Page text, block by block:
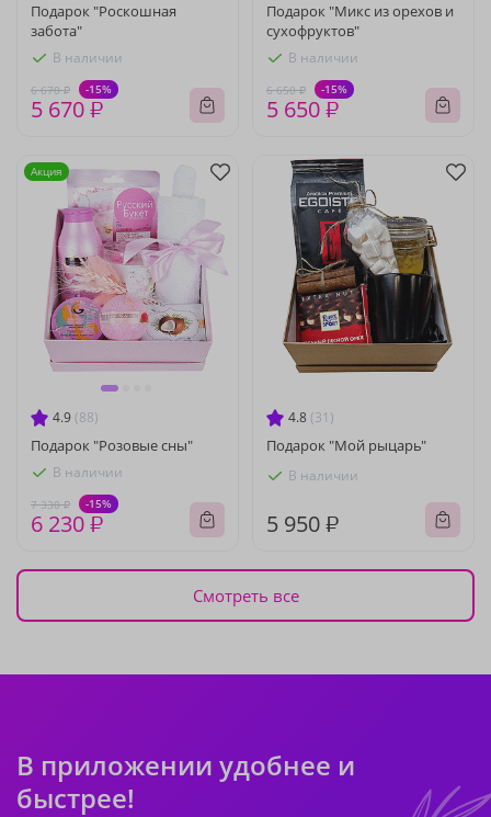
Подарок "Роскошная
забота"
В наличии
6 670 ₽ -15%
5 670 ₽
Подарок "Микс из орехов и
сухофруктов"
В наличии
6 650 ₽ -15%
5 650 ₽
4.9 (88)
Подарок "Розовые сны"
В наличии
7 330 ₽ -15%
6 230 ₽
Акция
4.8 (31)
Подарок "Мой рыцарь"
В наличии
5 950 ₽
Смотреть все
В приложении удобнее и
быстрее!